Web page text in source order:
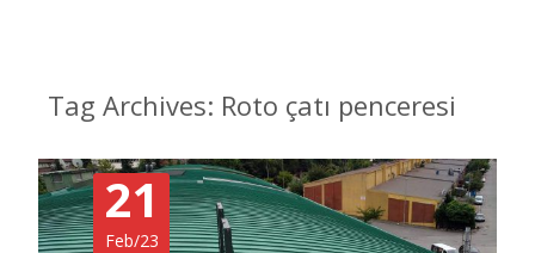
Tag Archives: Roto çatı penceresi
21
Feb/23